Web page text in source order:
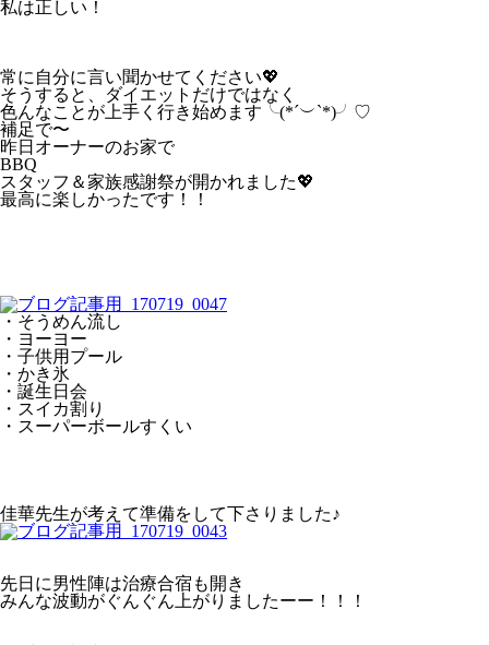
私は正しい！
常に自分に言い聞かせてください💖
そうすると、ダイエットだけではなく
色んなことが上手く行き始めます╰(*´︶`*)╯♡
補足で〜
昨日オーナーのお家で
BBQ
スタッフ＆家族感謝祭が開かれました💖
最高に楽しかったです！！
・そうめん流し
・ヨーヨー
・子供用プール
・かき氷
・誕生日会
・スイカ割り
・スーパーボールすくい
佳華先生が考えて準備をして下さりました♪
先日に男性陣は治療合宿も開き
みんな波動がぐんぐん上がりましたーー！！！